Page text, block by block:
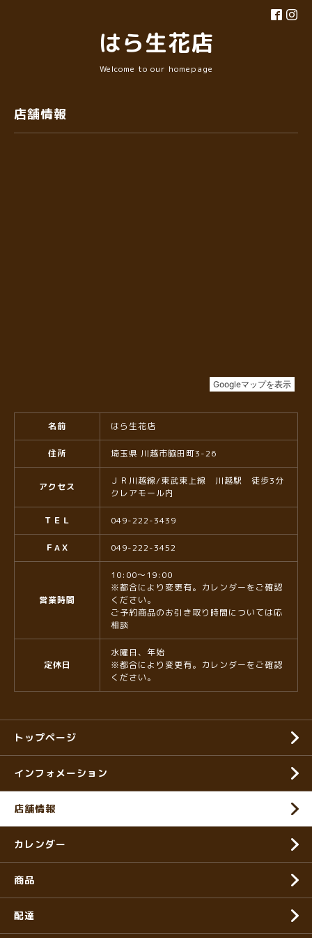
はら生花店
Welcome to our homepage
店舗情報
名前 はら生花店
住所 埼玉県 川越市脇田町3-26
アクセス
ＪＲ川越線/東武東上線 川越駅 徒歩3分
クレアモール内
ＴＥＬ 049-222-3439
ＦAＸ 049-222-3452
営業時間
10:00〜19:00
※都合により変更有。カレンダーをご確認
ください。
ご予約商品のお引き取り時間については応
相談
定休日
水曜日、年始
※都合により変更有。カレンダーをご確認
ください。
トップページ
インフォメーション
店舗情報
カレンダー
商品
配達